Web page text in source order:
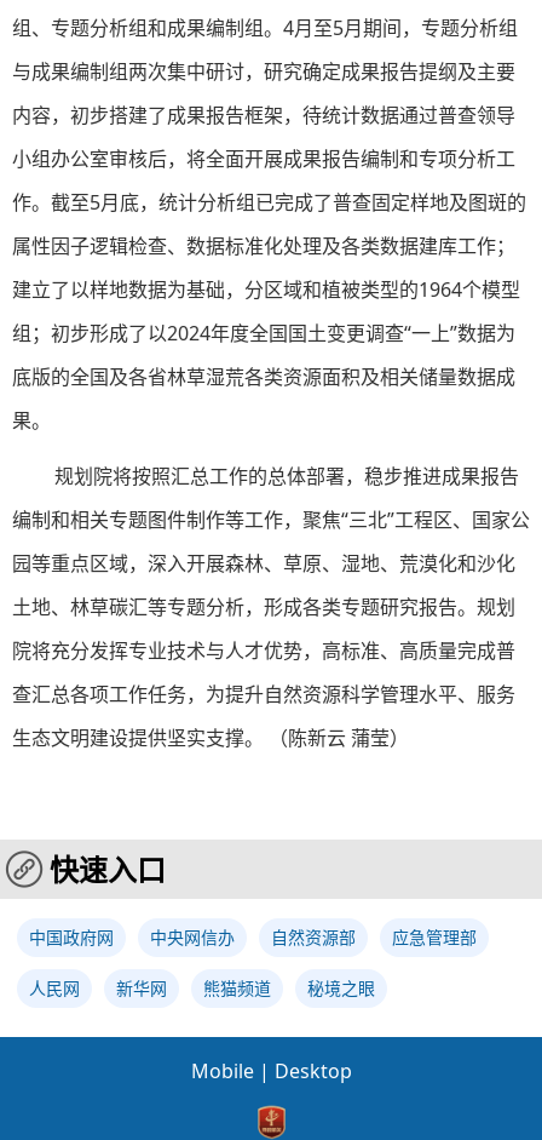
组、专题分析组和成果编制组。4月至5月期间，专题分析组
与成果编制组两次集中研讨，研究确定成果报告提纲及主要
内容，初步搭建了成果报告框架，待统计数据通过普查领导
小组办公室审核后，将全面开展成果报告编制和专项分析工
作。截至5月底，统计分析组已完成了普查固定样地及图斑的
属性因子逻辑检查、数据标准化处理及各类数据建库工作；
建立了以样地数据为基础，分区域和植被类型的1964个模型
组；初步形成了以2024年度全国国土变更调查“一上”数据为
底版的全国及各省林草湿荒各类资源面积及相关储量数据成
果。
规划院将按照汇总工作的总体部署，稳步推进成果报告
编制和相关专题图件制作等工作，聚焦“三北”工程区、国家公
园等重点区域，深入开展森林、草原、湿地、荒漠化和沙化
土地、林草碳汇等专题分析，形成各类专题研究报告。规划
院将充分发挥专业技术与人才优势，高标准、高质量完成普
查汇总各项工作任务，为提升自然资源科学管理水平、服务
生态文明建设提供坚实支撑。 （陈新云 蒲莹）
快速入口
中国政府网 中央网信办 自然资源部 应急管理部
人民网 新华网 熊猫频道 秘境之眼
Mobile | Desktop